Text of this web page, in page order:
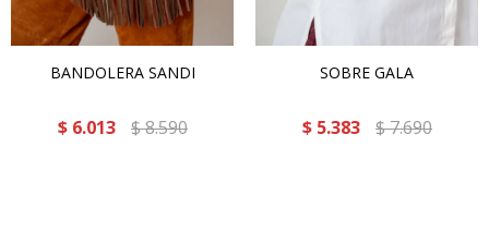
BANDOLERA SANDI
$ 6.013 $8.590
SOBRE GALA
$ 5.383 $7.690